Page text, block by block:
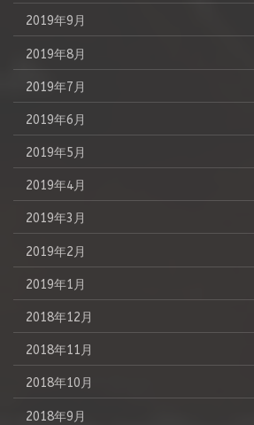
2019年9月
2019年8月
2019年7月
2019年6月
2019年5月
2019年4月
2019年3月
2019年2月
2019年1月
2018年12月
2018年11月
2018年10月
2018年9月